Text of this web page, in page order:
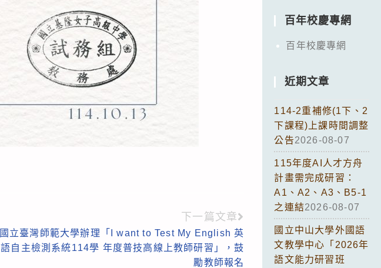
下一篇文章
國立臺灣師範大學辦理「I want to Test My English 英
語自主檢測系統114學 年度普技高線上教師研習」，鼓
勵教師報名
百年校慶專網
百年校慶專網
近期文章
114-2重補修(1下、2
下課程)上課時間調整
公告2026-08-07
115年度AI人才方舟
計畫需完成研習：
A1、A2、A3、B5-1
之連結2026-08-07
國立中山大學外國語
文教學中心「2026年
語文能力研習班